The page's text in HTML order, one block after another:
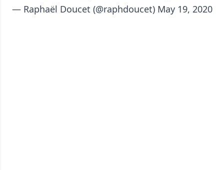
— Raphaël Doucet (@raphdoucet) May 19, 2020